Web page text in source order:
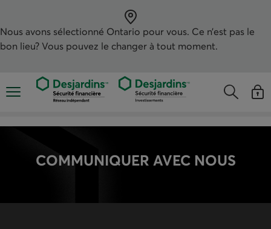
principal
Nous avons sélectionné Ontario pour vous. Ce n’est pas le
bon lieu? Vous pouvez le changer à tout moment.
Ouvre le menu de navigation mobile Ouvre le
Ouvre le
Voir
COMMUNIQUER AVEC NOUS